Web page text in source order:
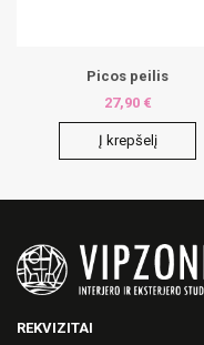
Picos peilis
27,90 €
Į krepšelį
REKVIZITAI